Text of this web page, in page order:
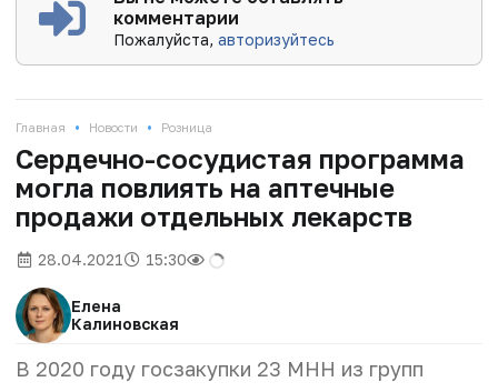
комментарии
Пожалуйста,авторизуйтесь
Главная • Новости • Розница
Сердечно-сосудистая программа
могла повлиять на аптечные
продажи отдельных лекарств
28.04.2021 15:30
Елена
Калиновская
В 2020 году госзакупки 23 МНН из групп